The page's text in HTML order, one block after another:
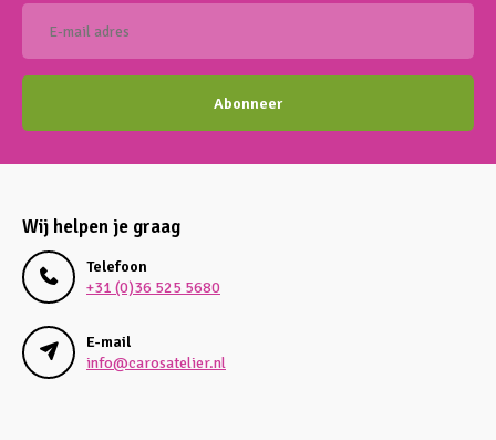
Abonneer
Wij helpen je graag
Telefoon
+31 (0)36 525 5680
E-mail
info@carosatelier.nl